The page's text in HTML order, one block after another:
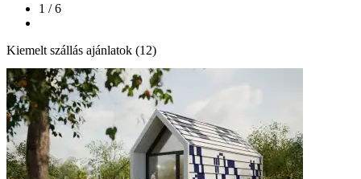
1 / 6
Kiemelt szállás ajánlatok (12)